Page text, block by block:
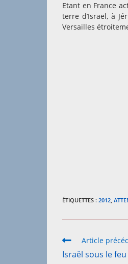
Etant en France
terre d’Israël, à
Versailles
ÉTIQUETTES : 2012,
Read
articles
Article
Israël sous le feu